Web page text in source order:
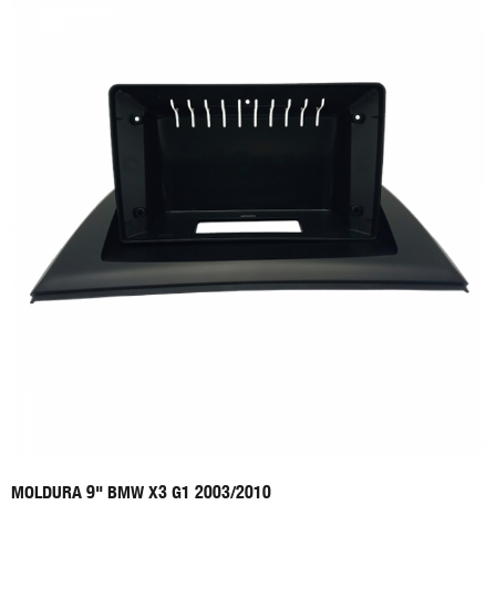
MOLDURA 9" BMW X3 G1 2003/2010